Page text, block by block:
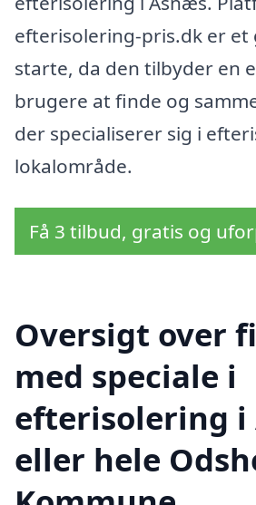
efterisolering-pris.dk er et
starte, da den tilbyder en
brugere at finde og
der specialiserer sig i
lokalområde.
Få 3 tilbud, gratis og
Oversigt over
med speciale i
efterisolering i
eller hele